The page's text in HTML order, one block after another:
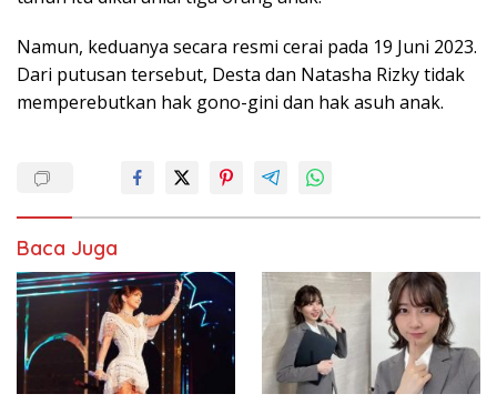
Namun, keduanya secara resmi cerai pada 19 Juni 2023.
Dari putusan tersebut, Desta dan Natasha Rizky tidak
memperebutkan hak gono-gini dan hak asuh anak.
Baca Juga